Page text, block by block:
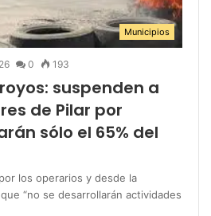
Municipios
0 193
suspenden a
de Pilar por
sólo el 65% del
los operarios y desde la
“no se desarrollarán actividades